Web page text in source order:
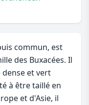
commun, est
des Buxacées. Il
et vert
à être taillé en
et d'Asie, il